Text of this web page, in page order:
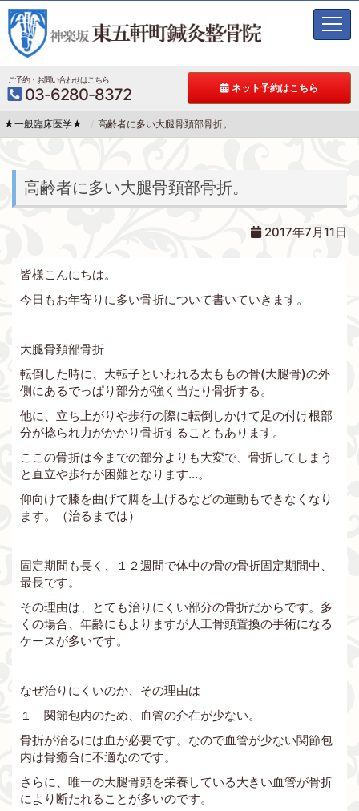
t
t
ご予約・お問い合わせはこちら
03-6280-8372 ネット予約はこちら
★一般臨床医学★ 高齢者に多い大腿骨頚部骨折。
高齢者に多い大腿骨頚部骨折。
2017年7月11日
皆様こんにちは。
今日もお年寄りに多い骨折について書いていきます。
大腿骨頚部骨折
転倒した時に、大転子といわれる太ももの骨(大腿骨)の外
側にあるでっぱり部分が強く当たり骨折する。
他に、立ち上がりや歩行の際に転倒しかけて足の付け根部
分が捻られ力がかかり骨折することもあります。
ここの骨折は今までの部分よりも大変で、骨折してしまう
と直立や歩行が困難となります…。
仰向けで膝を曲げて脚を上げるなどの運動もできなくなり
ます。（治るまでは）
固定期間も長く、１２週間で体中の骨の骨折固定期間中、
最長です。
その理由は、とても治りにくい部分の骨折だからです。多
くの場合、年齢にもよりますが人工骨頭置換の手術になる
ケースが多いです。
なぜ治りにくいのか、その理由は
１ 関節包内のため、血管の介在が少ない。
骨折が治るには血が必要です。なので血管が少ない関節包
内は骨癒合に不適なのです。
さらに、唯一の大腿骨頭を栄養している大きい血管が骨折
により断たれることが多いのです。